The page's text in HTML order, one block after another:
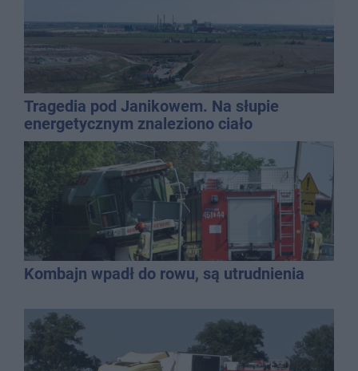
Tragedia pod Janikowem. Na słupie
energetycznym znaleziono ciało
mężczyzny
Kombajn wpadł do rowu, są utrudnienia